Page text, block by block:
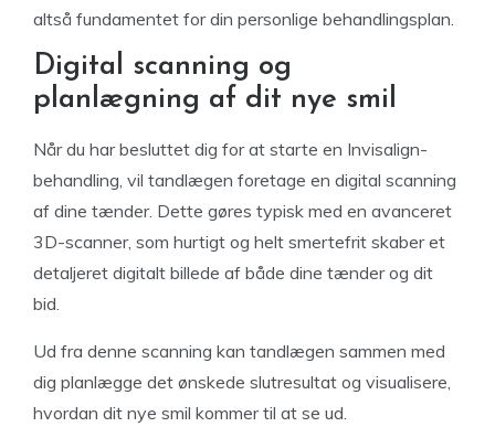
altså fundamentet for din personlige behandlingsplan.
Digital scanning og
planlægning af dit nye smil
Når du har besluttet dig for at starte en Invisalign-
behandling, vil tandlægen foretage en digital scanning
af dine tænder. Dette gøres typisk med en avanceret
3D-scanner, som hurtigt og helt smertefrit skaber et
detaljeret digitalt billede af både dine tænder og dit
bid.
Ud fra denne scanning kan tandlægen sammen med
dig planlægge det ønskede slutresultat og visualisere,
hvordan dit nye smil kommer til at se ud.